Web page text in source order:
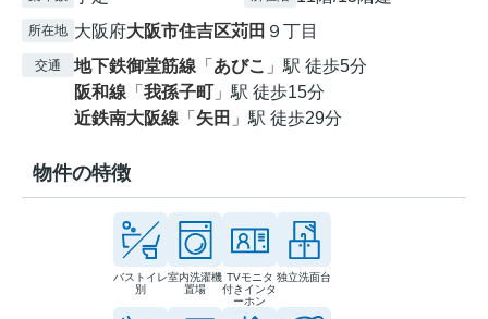
所在地 大阪府大阪市住吉区苅田 ９丁目
交通 地下鉄御堂筋線 「 あびこ 」駅 徒歩5分
阪和線 「 我孫子町 」駅 徒歩15分
近鉄南大阪線 「 矢田 」駅 徒歩29分
物件の特徴
バストイレ
別
室内洗濯機
置場
TVモニタ
付きインタ
ーホン
独立洗面台